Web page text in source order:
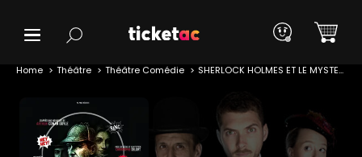
Home Théâtre Théâtre Comédie SHERLOCK HOLMES ET LE MYSTERE DE LA VALLEE DE BOSCOMBE